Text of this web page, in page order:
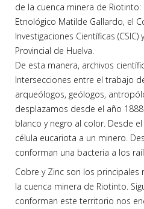
de la cuenca minera de
Etnológico Matilde Gallardo, el
Investigaciones Científicas
Provincial de Huelva.
De esta manera, archivos
Intersecciones entre el trabajo
arqueólogos, geólogos,
desplazamos desde el año
blanco y negro al color. Desde
célula eucariota a un minero.
conforman una bacteria a los
Cobre y Zinc son los
la cuenca minera de Riotinto.
conforman este territorio nos